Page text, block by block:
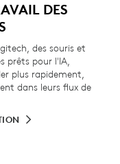
DES
des souris et
prêts pour l'IA,
plus rapidement,
dans leurs flux de